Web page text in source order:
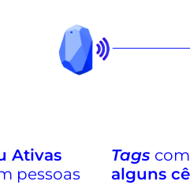
Ativas
pessoas
Tags
alguns